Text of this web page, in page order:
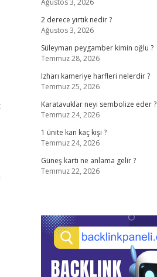
Ağustos 3, 2026
2 derece yırtık nedir ?
Ağustos 3, 2026
Süleyman peygamber kimin oğlu ?
Temmuz 28, 2026
Izharı kameriye harfleri nelerdir ?
Temmuz 25, 2026
Karatavuklar neyi sembolize eder ?
Temmuz 24, 2026
1 ünite kan kaç kişi ?
Temmuz 24, 2026
Güneş kartı ne anlama gelir ?
Temmuz 22, 2026